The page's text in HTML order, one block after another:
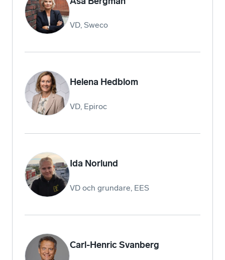
VD, Sweco
Helena Hedblom
VD, Epiroc
Ida Norlund
VD och grundare, EES
Carl-Henric Svanberg